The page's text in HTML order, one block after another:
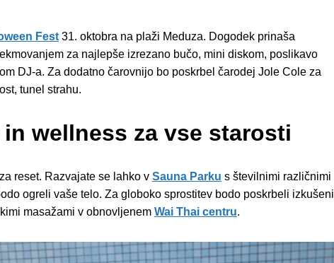
Fest31. oktobra na plaži Meduza. Dogodek prinaša
za najlepše izrezano bučo, mini diskom, poslikavo
DJ-a. Za dodatno čarovnijo bo poskrbel čarodej Jole Cole za
tunel strahu.
wellness za vse starosti
reset. Razvajate se lahko v Sauna Parku s številnimi različnimi
ogreli vaše telo. Za globoko sprostitev bodo poskrbeli izkušeni
masažami v obnovljenem Wai Thai centru.